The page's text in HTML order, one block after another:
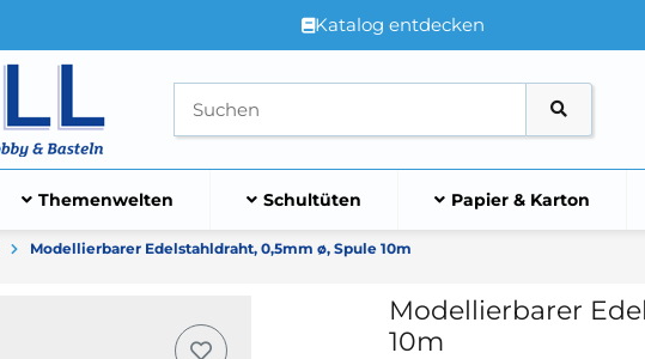
Katalog entdecken
Themenwelten Schultüten Papier & Karton
Modellierbarer Edelstahldraht, 0,5mm ø, Spule 10m
Modellierbarer
10m